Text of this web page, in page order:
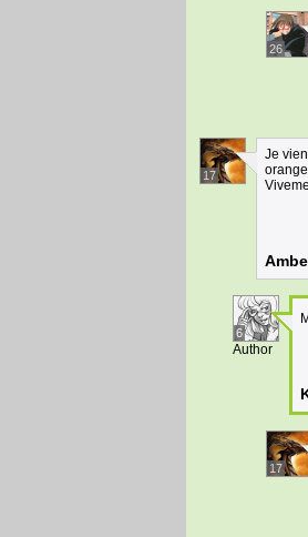
26
17
Je
6
Author
17